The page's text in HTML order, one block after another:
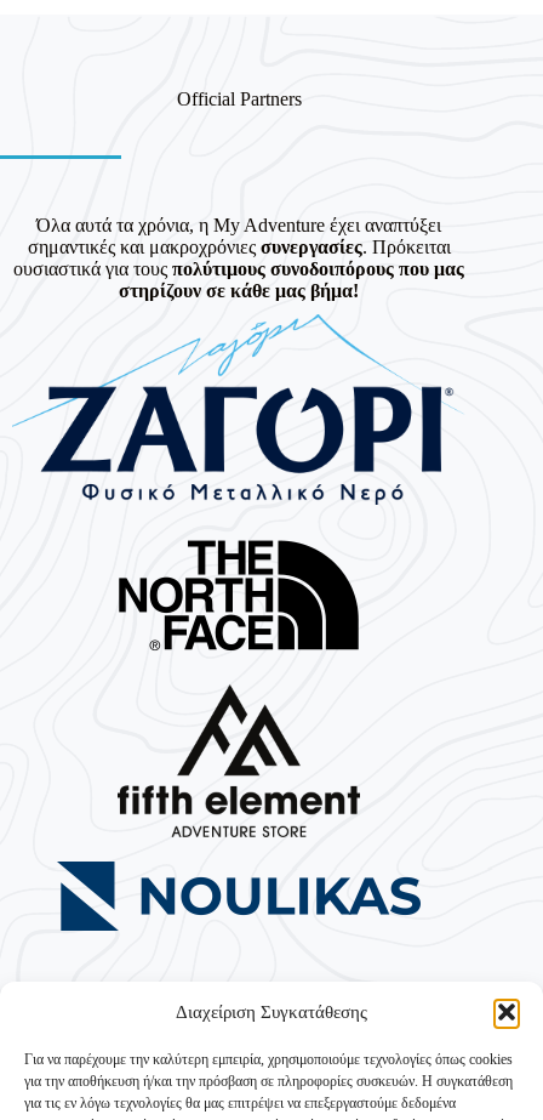
Διαχείριση Συγκατάθεσης
Για να παρέχουμε την καλύτερη εμπειρία, χρησιμοποιούμε τεχνολογίες όπως cookies
για την αποθήκευση ή/και την πρόσβαση σε πληροφορίες συσκευών. Η συγκατάθεση
για τις εν λόγω τεχνολογίες θα μας επιτρέψει να επεξεργαστούμε δεδομένα
Official Partners
Όλα αυτά τα χρόνια, η My Adventure έχει αναπτύξει
σημαντικές και μακροχρόνιες συνεργασίες. Πρόκειται
ουσιαστικά για τουςπολύτιμους συνοδοιπόρους που μας
στηρίζουν σε κάθε μας βήμα!